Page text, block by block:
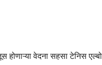
वेदना सहसा टेनिस